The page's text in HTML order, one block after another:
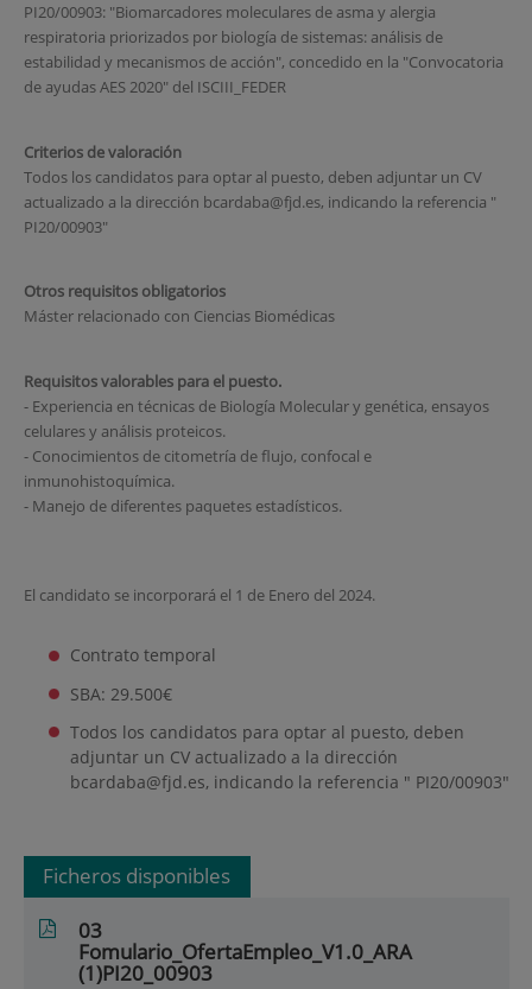
PI20/00903: "Biomarcadores moleculares de asma y alergia
respiratoria priorizados por biología de sistemas: análisis de
estabilidad y mecanismos de acción", concedido en la "Convocatoria
de ayudas AES 2020" del ISCIII_FEDER
Criterios de valoración
Todos los candidatos para optar al puesto, deben adjuntar un CV
actualizado a la dirección bcardaba@fjd.es, indicando la referencia "
PI20/00903"
Otros requisitos obligatorios
Máster relacionado con Ciencias Biomédicas
Requisitos valorables para el puesto.
- Experiencia en técnicas de Biología Molecular y genética, ensayos
celulares y análisis proteicos.
- Conocimientos de citometría de flujo, confocal e
inmunohistoquímica.
- Manejo de diferentes paquetes estadísticos.
El candidato se incorporará el 1 de Enero del 2024.
Contrato temporal
SBA: 29.500€
Todos los candidatos para optar al puesto, deben
adjuntar un CV actualizado a la dirección
bcardaba@fjd.es, indicando la referencia " PI20/00903"
Ficheros disponibles
03
Fomulario_OfertaEmpleo_V1.0_ARA
(1)PI20_00903